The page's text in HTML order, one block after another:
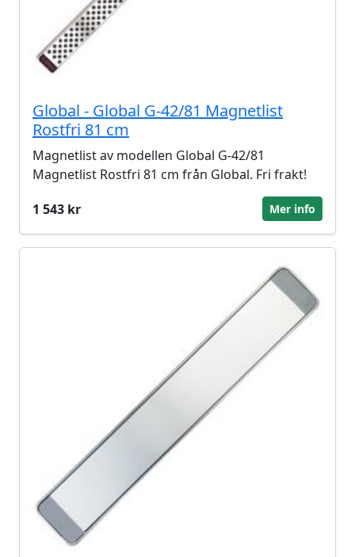
Global - Global G-42/81 Magnetlist
Rostfri 81 cm
Magnetlist av modellen Global G-42/81
Magnetlist Rostfri 81 cm från Global. Fri frakt!
1 543 kr
Mer info